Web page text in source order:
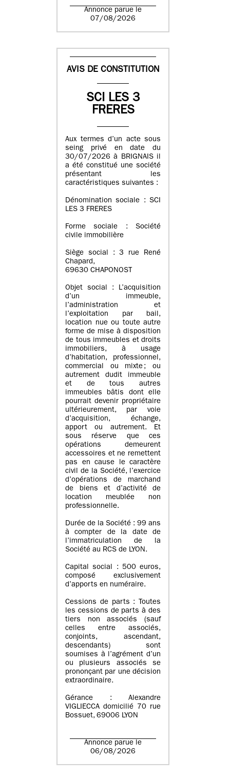
Annonce parue le
07/08/2026
AVIS DE CONSTITUTION
SCI LES 3
FRERES
Aux termes d’un acte sous
seing privé en date du
30/07/2026 à BRIGNAIS il
a été constitué une société
présentant les
caractéristiques suivantes :
Dénomination sociale : SCI
LES 3 FRERES
Forme sociale : Société
civile immobilière
Siège social : 3 rue René
Chapard,
69630 CHAPONOST
Objet social : L’acquisition
d’un immeuble,
l’administration et
l’exploitation par bail,
location nue ou toute autre
forme de mise à disposition
de tous immeubles et droits
immobiliers, à usage
d’habitation, professionnel,
commercial ou mixte ; ou
autrement dudit immeuble
et de tous autres
immeubles bâtis dont elle
pourrait devenir propriétaire
ultérieurement, par voie
d’acquisition, échange,
apport ou autrement. Et
sous réserve que ces
opérations demeurent
accessoires et ne remettent
pas en cause le caractère
civil de la Société, l’exercice
d’opérations de marchand
de biens et d’activité de
location meublée non
professionnelle.
Durée de la Société : 99 ans
à compter de la date de
l’immatriculation de la
Société au RCS de LYON.
Capital social : 500 euros,
composé exclusivement
d’apports en numéraire.
Cessions de parts : Toutes
les cessions de parts à des
tiers non associés (sauf
celles entre associés,
conjoints, ascendant,
descendants) sont
soumises à l’agrément d’un
ou plusieurs associés se
prononçant par une décision
extraordinaire.
Gérance : Alexandre
VIGLIECCA domicilié 70 rue
Bossuet, 69006 LYON
Annonce parue le
06/08/2026